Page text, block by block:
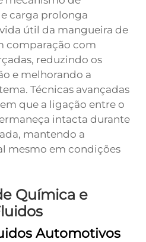
carga prolonga
útil da mangueira de
comparação com
reduzindo os
e melhorando a
Técnicas avançadas
que a ligação entre o
intacta durante
mantendo a
mesmo em condições
Química e
Automotivos